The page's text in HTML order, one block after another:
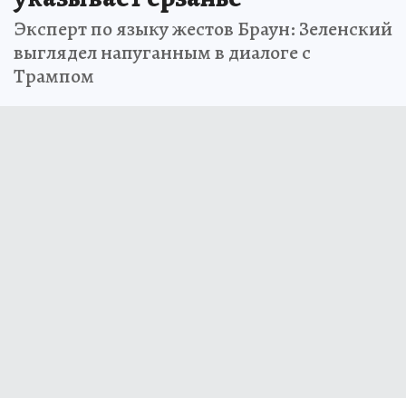
Эксперт по языку жестов Браун: Зеленский
выглядел напуганным в диалоге с
Трампом